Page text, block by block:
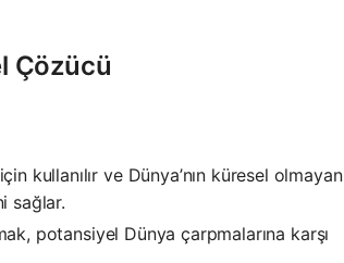
Çözücü
kullanılır ve Dünya’nın küresel olmayan
sağlar.
potansiyel Dünya çarpmalarına karşı